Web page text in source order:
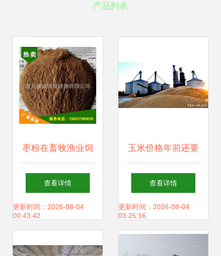
产品列表
枣粉在畜牧渔业饲
料销售中的潜力与
应用
查看详情
更新时间：2026-08-04
00:43:42
玉米价格年前还要
下跌吗？基层的信
号要与种植户的预
期共舞
查看详情
更新时间：2026-08-04
03:25:16